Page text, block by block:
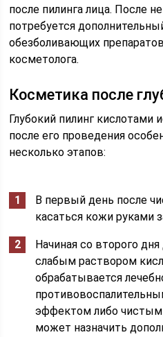
после пилинга лица. После
потребуется
обезболивающих
косметолога.
Косметика после
Глубокий пилинг кислотами
после его проведения
несколько этапов:
В первый день после
касаться кожи руками
Начиная со второго
слабым раствором
обрабатывается
эффектом либо чистым
может назначить